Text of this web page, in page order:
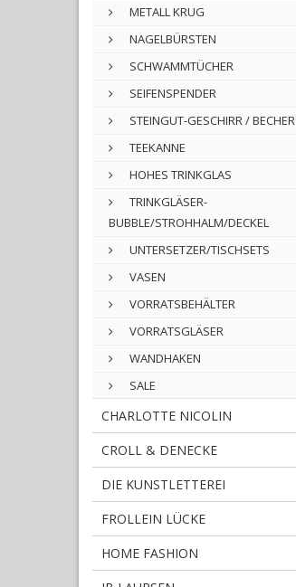
METALL KRUG
NAGELBÜRSTEN
SCHWAMMTÜCHER
SEIFENSPENDER
STEINGUT-GESCHIRR / BECHER
TEEKANNE
HOHES TRINKGLAS
TRINKGLÄSER-
BUBBLE/STROHHALM/DECKEL
UNTERSETZER/TISCHSETS
VASEN
VORRATSBEHÄLTER
VORRATSGLÄSER
WANDHAKEN
SALE
CHARLOTTE NICOLIN
CROLL & DENECKE
DIE KUNSTLETTEREI
FROLLEIN LÜCKE
HOME FASHION